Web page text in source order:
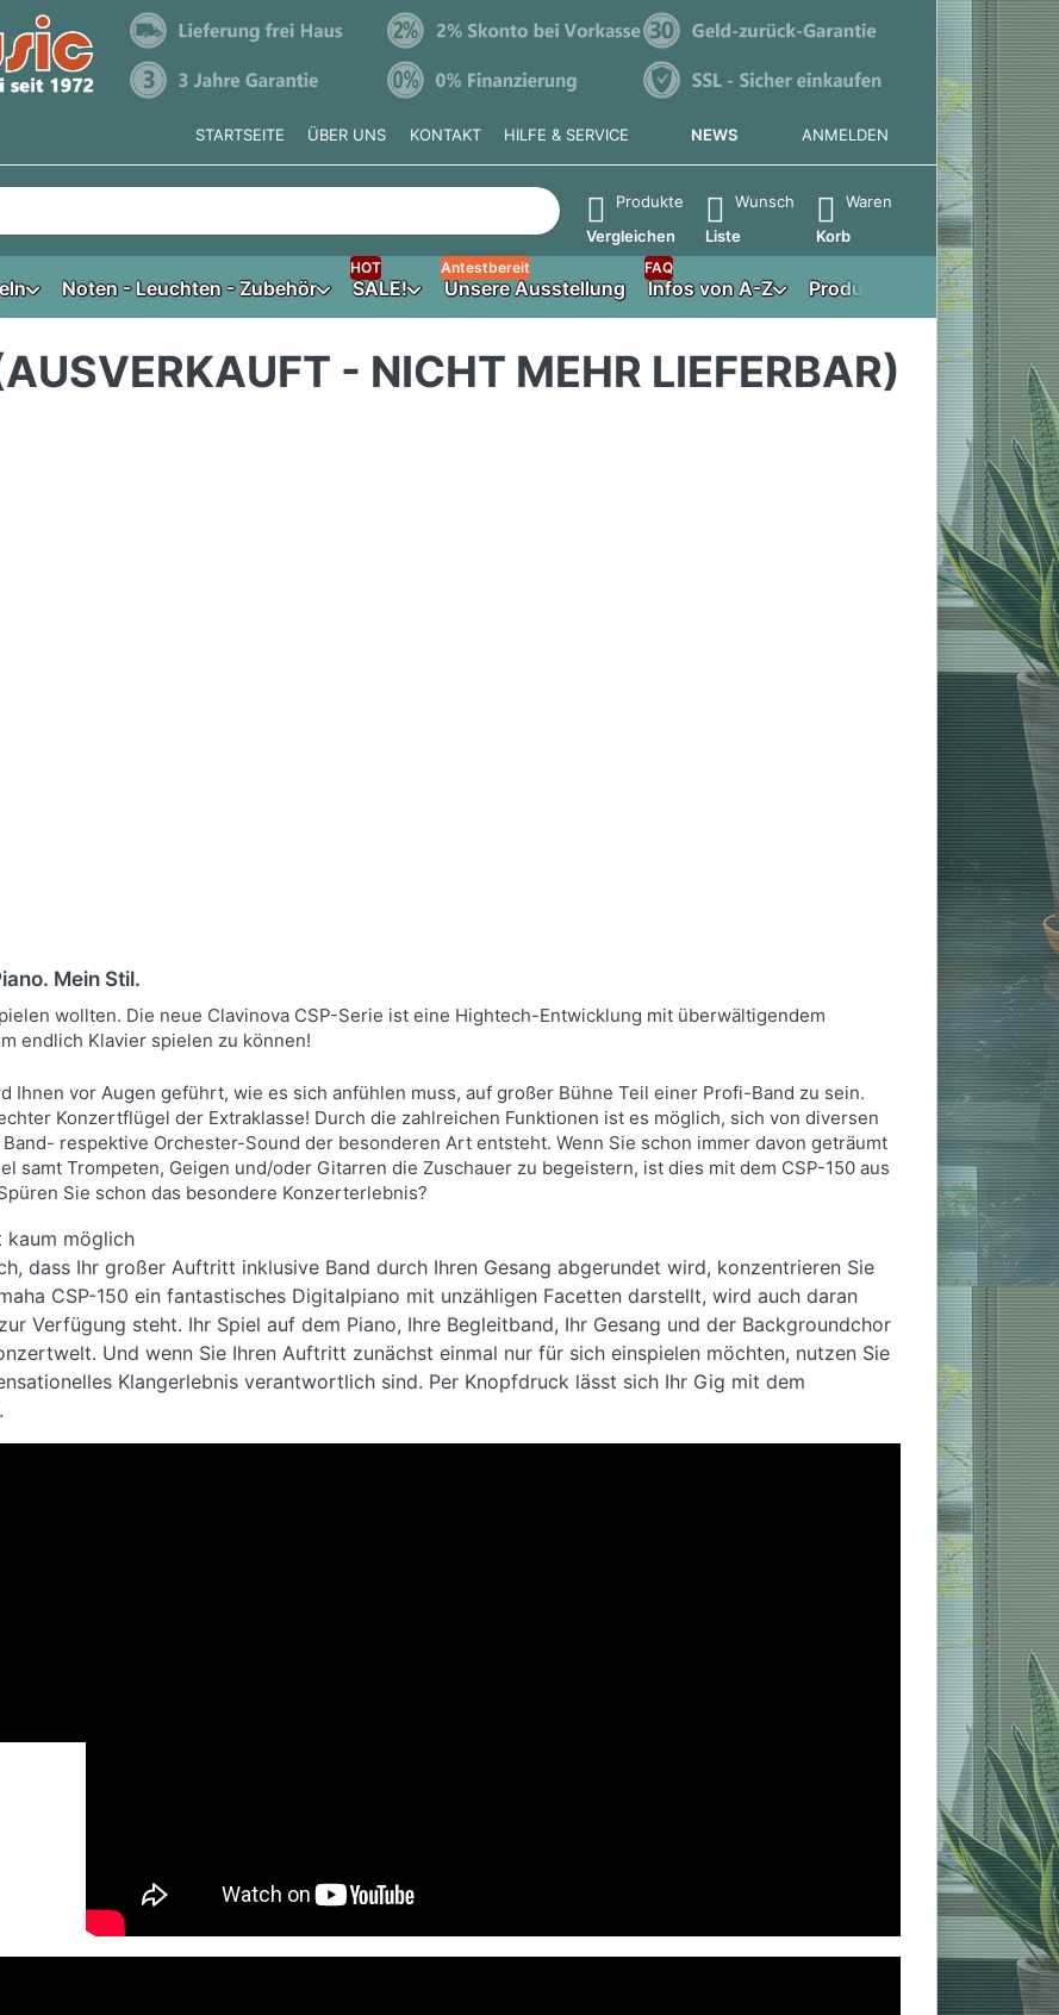
STARTSEITE ÜBER UNS KONTAKT HILFE & SERVICE NEWS ANMELDEN
tippen, erscheinen automatisch erste Ergebnisse. Drücken Sie die Eingabetaste, um alle Ergebnisse aufzurufen.
Produkte
Vergleichen
Wunsch
Liste
Waren
Korb
Noten - Leuchten - Zubehör SALE!
HOT
Unsere Ausstellung
Antestbereit
Infos von A-Z
FAQ
Produktberater
- NICHT MEHR LIEFERBAR)
Mein Stil.
wollten. Die neue Clavinova CSP-Serie ist eine Hightech-Entwicklung mit überwältigendem
endlich Klavier spielen zu können!
Ihnen vor Augen geführt, wie es sich anfühlen muss, auf großer Bühne Teil einer Profi-Band zu sein.
Konzertflügel der Extraklasse! Durch die zahlreichen Funktionen ist es möglich, sich von diversen
respektive Orchester-Sound der besonderen Art entsteht. Wenn Sie schon immer davon geträumt
samt Trompeten, Geigen und/oder Gitarren die Zuschauer zu begeistern, ist dies mit dem CSP-150 aus
Sie schon das besondere Konzerterlebnis?
kaum möglich
dass Ihr großer Auftritt inklusive Band durch Ihren Gesang abgerundet wird, konzentrieren Sie
CSP-150 ein fantastisches Digitalpiano mit unzähligen Facetten darstellt, wird auch daran
Verfügung steht. Ihr Spiel auf dem Piano, Ihre Begleitband, Ihr Gesang und der Backgroundchor
Und wenn Sie Ihren Auftritt zunächst einmal nur für sich einspielen möchten, nutzen Sie
Klangerlebnis verantwortlich sind. Per Knopfdruck lässt sich Ihr Gig mit dem